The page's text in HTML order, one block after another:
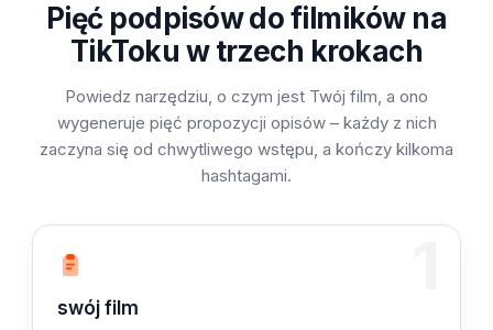
Pięć podpisów do filmików na
TikToku w trzech krokach
Powiedz narzędziu, o czym jest Twój film, a ono
wygeneruje pięć propozycji opisów – każdy z nich
zaczyna się od chwytliwego wstępu, a kończy kilkoma
hashtagami.
Krok 1: Opisz
swój film